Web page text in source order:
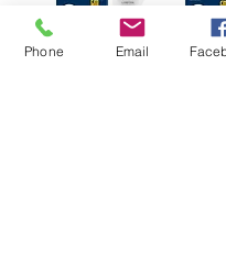
Phone Email